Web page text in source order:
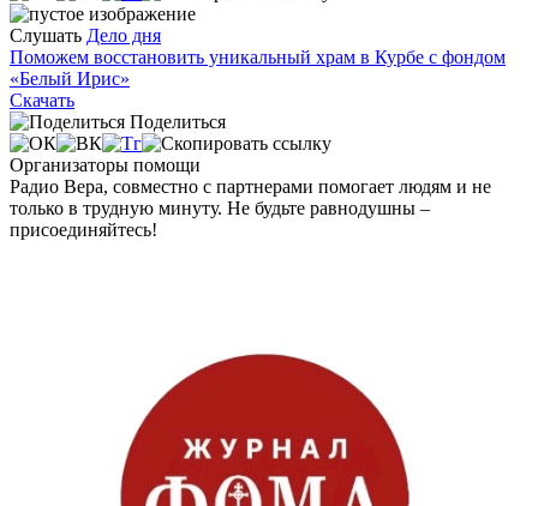
Слушать Дело дня
Поможем восстановить уникальный храм в Курбе с фондом
«Белый Ирис»
Скачать
Поделиться
Организаторы помощи
Радио Вера, совместно с партнерами помогает людям и не
только в трудную минуту. Не будьте равнодушны –
присоединяйтесь!